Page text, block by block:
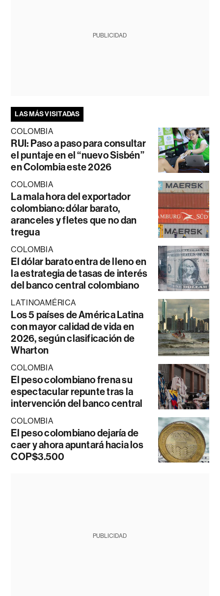
PUBLICIDAD
LAS MÁS VISITADAS
COLOMBIA
RUI: Paso a paso para consultar
el puntaje en el “nuevo Sisbén”
en Colombia este 2026
COLOMBIA
La mala hora del exportador
colombiano: dólar barato,
aranceles y fletes que no dan
tregua
COLOMBIA
El dólar barato entra de lleno en
la estrategia de tasas de interés
del banco central colombiano
LATINOAMÉRICA
Los 5 países de América Latina
con mayor calidad de vida en
2026, según clasificación de
Wharton
COLOMBIA
El peso colombiano frena su
espectacular repunte tras la
intervención del banco central
COLOMBIA
El peso colombiano dejaría de
caer y ahora apuntará hacia los
COP$3.500
PUBLICIDAD